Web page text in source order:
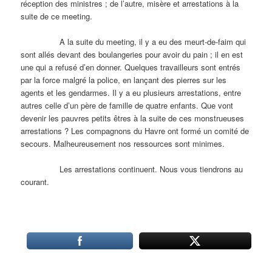
réception des ministres ; de l’autre, misère et arrestations à la
suite de ce meeting.
A la suite du meeting, il y a eu des meurt-de-faim qui
sont allés devant des boulangeries pour avoir du pain ; il en est
une qui a refusé d’en donner. Quelques travailleurs sont entrés
par la force malgré la police, en lançant des pierres sur les
agents et les gendarmes. Il y a eu plusieurs arrestations, entre
autres celle d’un père de famille de quatre enfants. Que vont
devenir les pauvres petits êtres à la suite de ces monstrueuses
arrestations ? Les compagnons du Havre ont formé un comité de
secours. Malheureusement nos ressources sont minimes.
Les arrestations continuent. Nous vous tiendrons au
courant.